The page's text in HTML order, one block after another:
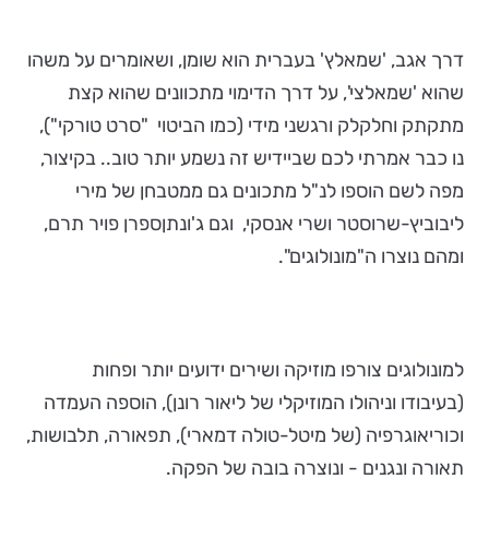
דרך אגב, 'שמאלץ' בעברית הוא שומן, ושאומרים על משהו
שהוא 'שמאלצי', על דרך הדימוי מתכוונים שהוא קצת
מתקתק וחלקלק ורגשני מידי (כמו הביטוי "סרט טורקי"),
נו כבר אמרתי לכם שביידיש זה נשמע יותר טוב.. בקיצור,
מפה לשם הוספו לנ"ל מתכונים גם ממטבחן של מירי
ליבוביץ-שרוסטר ושרי אנסקי, וגם ג'ונתןספרן פויר תרם,
ומהם נוצרו ה"מונולוגים".
למונולוגים צורפו מוזיקה ושירים ידועים יותר ופחות
(בעיבודו וניהולו המוזיקלי של ליאור רונן), הוספה העמדה
וכוריאוגרפיה (של מיטל-טולה דמארי), תפאורה, תלבושות,
תאורה ונגנים - ונוצרה בובה של הפקה.